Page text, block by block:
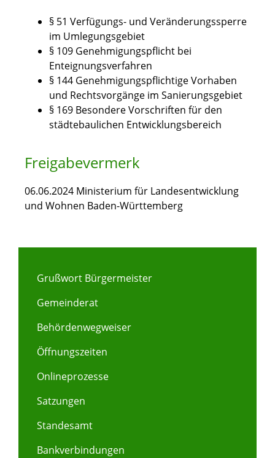
§ 51 Verfügungs- und Veränderungssperre
im Umlegungsgebiet
§ 109 Genehmigungspflicht bei
Enteignungsverfahren
§ 144 Genehmigungspflichtige Vorhaben
und Rechtsvorgänge im Sanierungsgebiet
§ 169 Besondere Vorschriften für den
städtebaulichen Entwicklungsbereich
Freigabevermerk
06.06.2024 Ministerium für Landesentwicklung
und Wohnen Baden-Württemberg
Grußwort Bürgermeister
Gemeinderat
Behördenwegweiser
Öffnungszeiten
Onlineprozesse
Satzungen
Standesamt
Bankverbindungen